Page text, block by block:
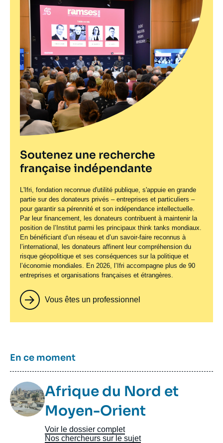
Soutenez une recherche
française indépendante
L'Ifri, fondation reconnue d'utilité publique, s'appuie en grande
partie sur des donateurs privés – entreprises et particuliers –
pour garantir sa pérennité et son indépendance intellectuelle.
Par leur financement, les donateurs contribuent à maintenir la
position de l’Institut parmi les principaux think tanks mondiaux.
En bénéficiant d’un réseau et d’un savoir-faire reconnus à
l’international, les donateurs affinent leur compréhension du
risque géopolitique et ses conséquences sur la politique et
l’économie mondiales. En 2026, l’Ifri accompagne plus de 90
entreprises et organisations françaises et étrangères.
Vous êtes un professionnel
Titre
En ce moment
Image
TaxonomieAfrique du Nord et
Moyen-Orient
Voir le dossier complet
Nos chercheurs sur le sujet